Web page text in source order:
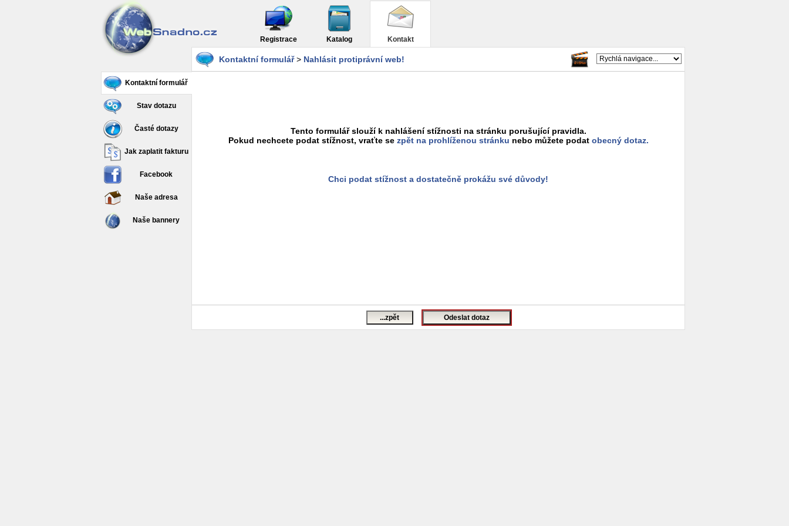
Registrace Katalog Kontakt
Kontaktní formulář
Stav dotazu
Časté dotazy
Jak zaplatit fakturu
Facebook
Naše adresa
Naše bannery
Kontaktní formulář> Nahlásit protiprávní web!
Tento formulář slouží k nahlášení stížnosti na stránku porušující pravidla.
Pokud nechcete podat stížnost, vraťte se zpět na prohlíženou stránku nebo můžete podat obecný dotaz.
Chci podat stížnost a dostatečně prokážu své důvody!